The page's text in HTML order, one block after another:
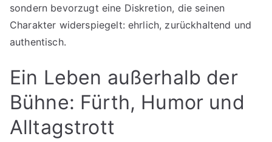
sondern bevorzugt eine Diskretion, die seinen
Charakter widerspiegelt: ehrlich, zurückhaltend und
authentisch.
Ein Leben außerhalb der
Bühne: Fürth, Humor und
Alltagstrott